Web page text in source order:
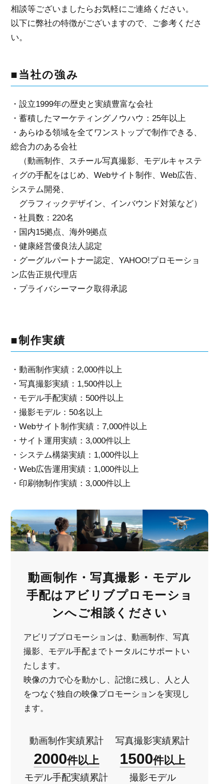
相談等ございましたらお気軽にご連絡ください。
以下に弊社の特徴がございますので、ご参考くださ
い。
■当社の強み
・設立1999年の歴史と実績豊富な会社
・蓄積したマーケティングノウハウ：25年以上
・あらゆる領域を全てワンストップで制作できる、
総合力のある会社
（動画制作、スチール写真撮影、モデルキャステ
ィグの手配をはじめ、Webサイト制作、Web広告、
システム開発、
グラフィックデザイン、インバウンド対策など）
・社員数：220名
・国内15拠点、海外9拠点
・健康経営優良法人認定
・グーグルパートナー認定、YAHOO!プロモーショ
ン広告正規代理店
・プライバシーマーク取得承認
■制作実績
・動画制作実績：2,000件以上
・写真撮影実績：1,500件以上
・モデル手配実績：500件以上
・撮影モデル：50名以上
・Webサイト制作実績：7,000件以上
・サイト運用実績：3,000件以上
・システム構築実績：1,000件以上
・Web広告運用実績：1,000件以上
・印刷物制作実績：3,000件以上
動画制作・写真撮影・モデル
手配は アビリブプロモーショ
ンへご相談ください
アビリブプロモーションは、動画制作、写真
撮影、モデル手配までトータルにサポートい
たします。
映像の力で心を動かし、記憶に残し、人と人
をつなぐ独自の映像プロモーションを実現し
ます。
動画制作実績累計
2000件以上
写真撮影実績累計
1500件以上
モデル手配実績累計 撮影モデル